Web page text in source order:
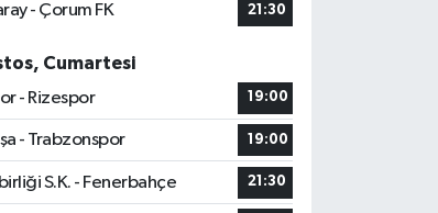
- Çorum FK
21:30
Cumartesi
- Rizespor
19:00
- Trabzonspor 19:00
S.K. - Fenerbahçe 21:30